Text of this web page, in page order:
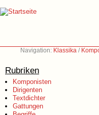
Navigation: Klassika /
Rubriken
Komponisten
Dirigenten
Textdichter
Gattungen